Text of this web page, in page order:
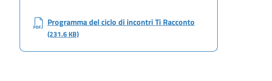
Programma del ciclo di incontri Ti Racconto
(231.6 KB)